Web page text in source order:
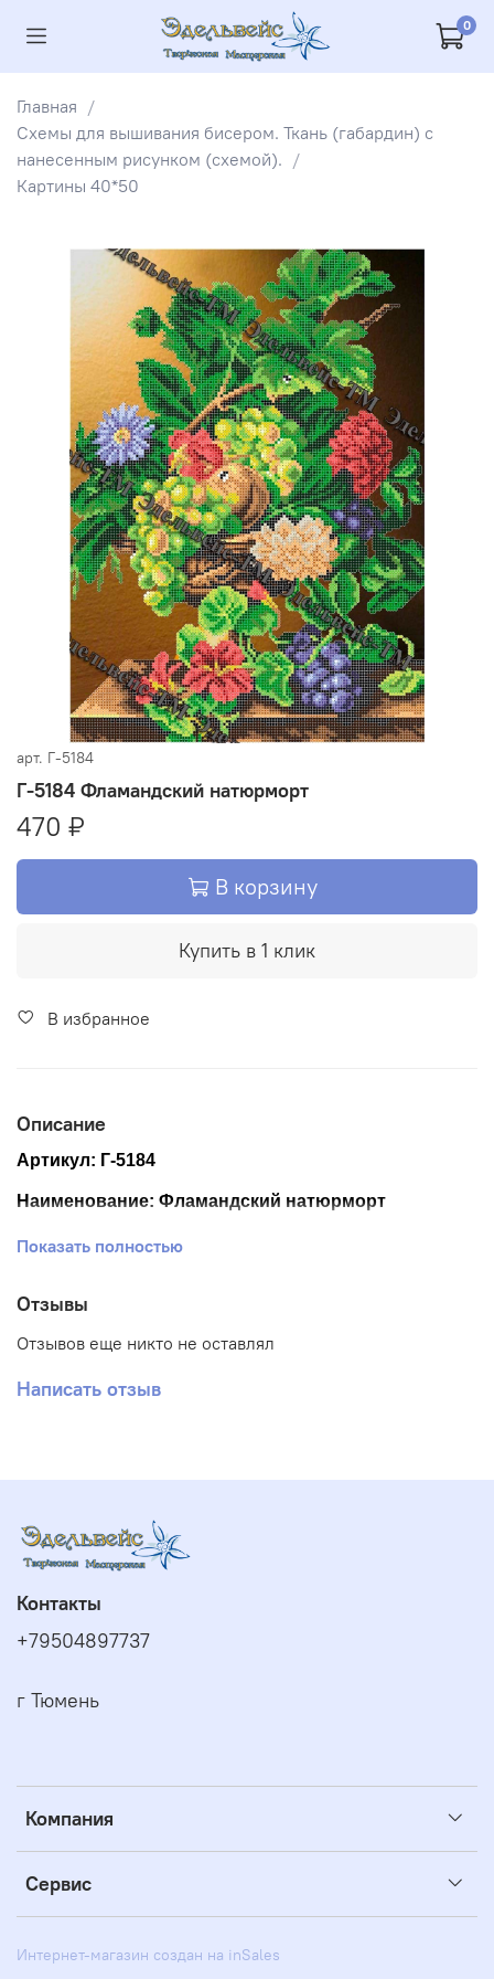
0
Главная
Схемы для вышивания бисером. Ткань (габардин) с
нанесенным рисунком (схемой).
Картины 40*50
арт. Г-5184
Г-5184 Фламандский натюрморт
470 ₽
В корзину
Купить в 1 клик
В избранное
Описание
Артикул: Г-5184
Наименование: Фламандский натюрморт
Размер ткани 40*50 см
Показать полностью
Отзывы
Отзывов еще никто не оставлял
Написать отзыв
Компания
Сервис
Контакты
+79504897737
г Тюмень
Интернет-магазин создан на inSales